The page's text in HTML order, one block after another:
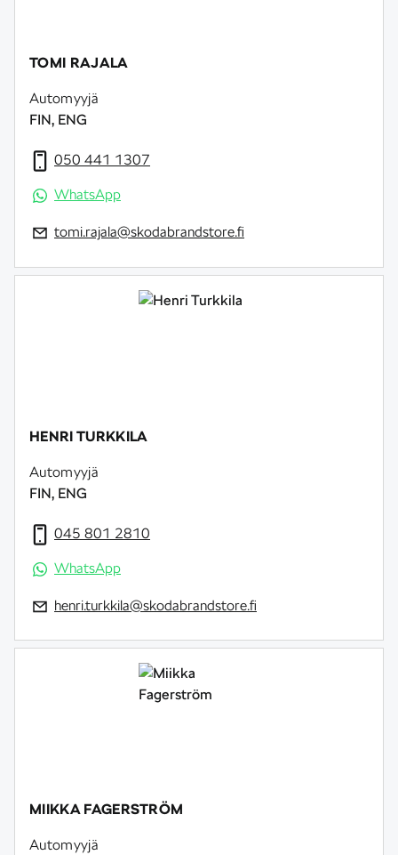
TOMI RAJALA
Automyyjä
FIN, ENG
050 441 1307
WhatsApp
tomi.rajala@skodabrandstore.fi
HENRI TURKKILA
Automyyjä
FIN, ENG
045 801 2810
WhatsApp
henri.turkkila@skodabrandstore.fi
MIIKKA FAGERSTRÖM
Automyyjä